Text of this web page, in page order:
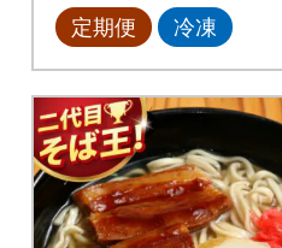
定期便 冷凍